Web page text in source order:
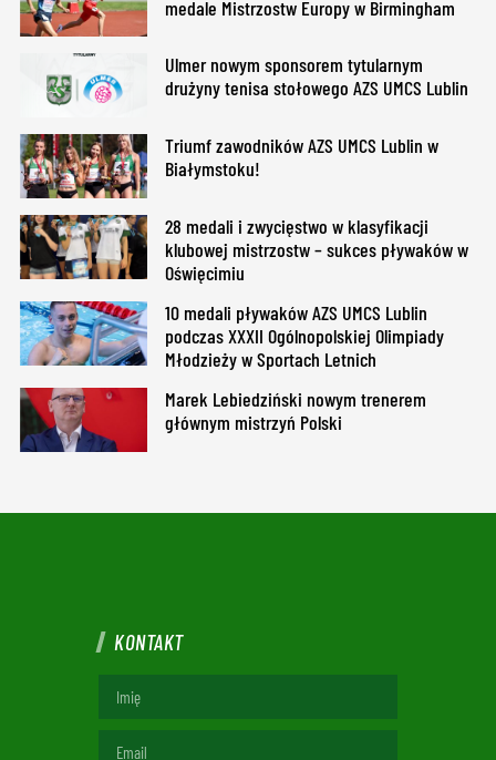
medale Mistrzostw Europy w Birmingham
Ulmer nowym sponsorem tytularnym
drużyny tenisa stołowego AZS UMCS Lublin
Triumf zawodników AZS UMCS Lublin w
Białymstoku!
28 medali i zwycięstwo w klasyfikacji
klubowej mistrzostw – sukces pływaków w
Oświęcimiu
10 medali pływaków AZS UMCS Lublin
podczas XXXII Ogólnopolskiej Olimpiady
Młodzieży w Sportach Letnich
Marek Lebiedziński nowym trenerem
głównym mistrzyń Polski
KONTAKT